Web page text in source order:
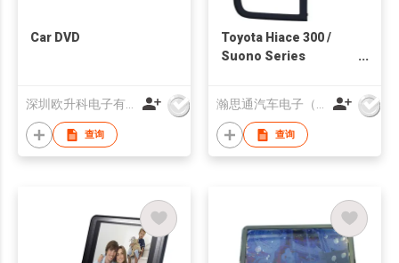
Car DVD
深圳欧升科电子有限公司
查询
Toyota Hiace 300 /
Suono Series
瀚思通汽车电子（亚太）有限公司
查询